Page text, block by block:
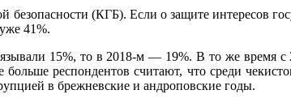
(КГБ). Если о защите интересов
41%.
15%, то в 2018-м — 19%. В то же время
респондентов считают, что среди
в брежневские и андроповские годы.